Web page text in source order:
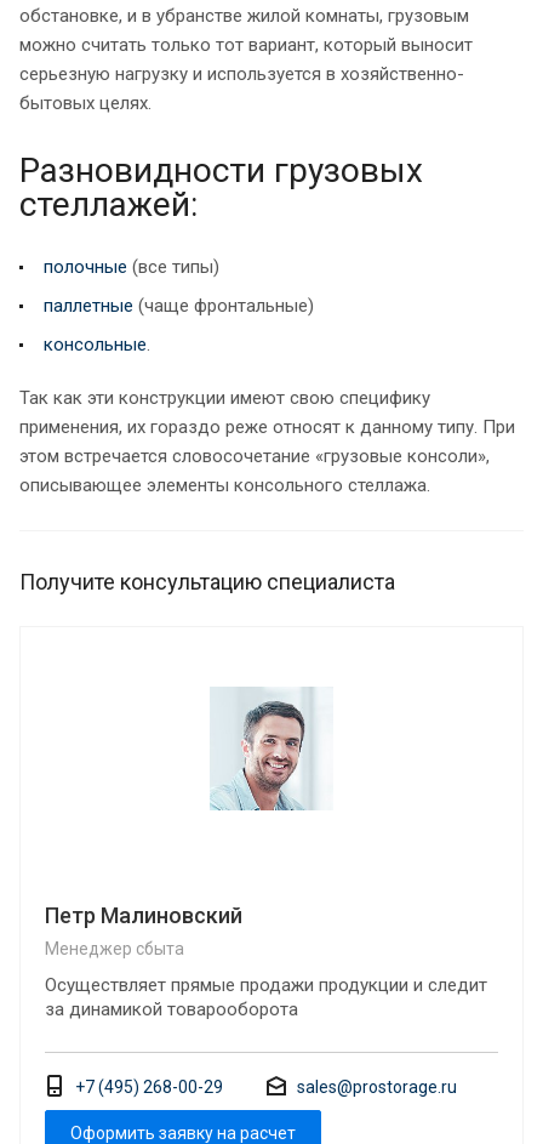
обстановке, и в убранстве жилой комнаты, грузовым
можно считать только тот вариант, который выносит
серьезную нагрузку и используется в хозяйственно-
бытовых целях.
Разновидности грузовых
стеллажей:
полочные (все типы)
паллетные (чаще фронтальные)
консольные.
Так как эти конструкции имеют свою специфику
применения, их гораздо реже относят к данному типу. При
этом встречается словосочетание «грузовые консоли»,
описывающее элементы консольного стеллажа.
Получите консультацию специалиста
Петр Малиновский
Менеджер сбыта
Осуществляет прямые продажи продукции и следит
за динамикой товарооборота
+7 (495) 268-00-29 sales@prostorage.ru
Оформить заявку на расчет